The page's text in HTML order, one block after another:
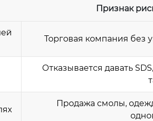
Признак
Торговая компания без
Отказывается давать
Продажа смолы,